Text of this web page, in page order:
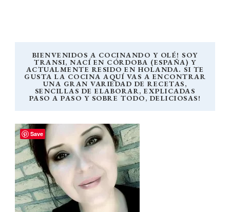
BIENVENIDOS A COCINANDO Y OLÉ! SOY
TRANSI, NACÍ EN CÓRDOBA (ESPAÑA) Y
ACTUALMENTE RESIDO EN HOLANDA. SI TE
GUSTA LA COCINA AQUÍ VAS A ENCONTRAR
UNA GRAN VARIEDAD DE RECETAS,
SENCILLAS DE ELABORAR, EXPLICADAS
PASO A PASO Y SOBRE TODO, DELICIOSAS!
Save